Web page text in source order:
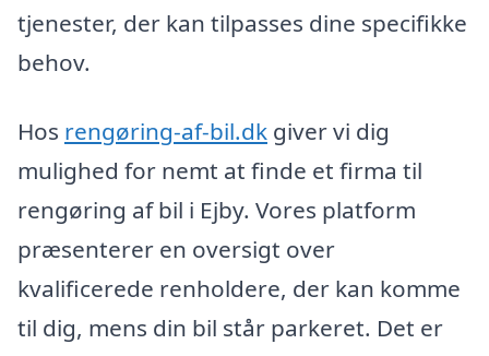
tjenester, der kan tilpasses dine specifikke
behov.
Hos rengøring-af-bil.dk giver vi dig
mulighed for nemt at finde et firma til
rengøring af bil i Ejby. Vores platform
præsenterer en oversigt over
kvalificerede renholdere, der kan komme
til dig, mens din bil står parkeret. Det er